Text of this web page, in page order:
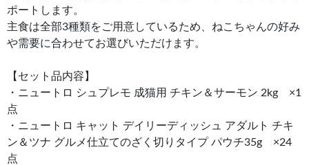
ポートします。
主食は全部3種類をご用意しているため、ねこちゃんの好み
や需要に合わせてお選びいただけます。
【セット品内容】
・ニュートロ シュプレモ 成猫用 チキン＆サーモン 2kg ×1
点
・ニュートロ キャット デイリーディッシュ アダルト チキ
ン＆ツナ グルメ仕立てのざく切りタイプ パウチ35g ×24
点